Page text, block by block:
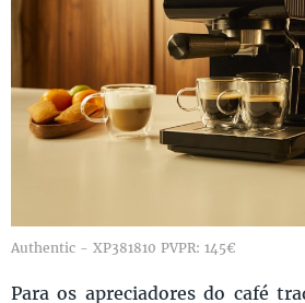
Authentic - XP381810 PVPR: 145€
Para os apreciadores do café